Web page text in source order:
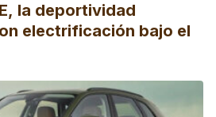
la deportividad
electrificación bajo el